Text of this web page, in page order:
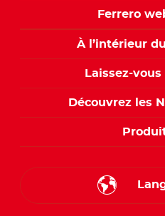
Ferrero
À l’intérieur
Laissez-
Découvrez les